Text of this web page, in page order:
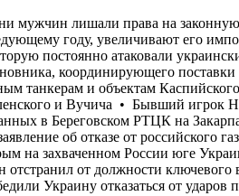
• Страны ЕС, несмотря на заявление об отказе от российского газа к следующему году, увеличивают его импорт • В РФ заявили о восстановлении «в целом» движения по трассе на сухопутном коридоре в Крым на захваченном России юге Украины, которую постоянно атаковали украинские дроны • 31 июля во время выполнения задания разбился украинский боевой вертолет • Пентагон отстранил от должности ключевого военного чиновника, координирующего поставки военной помощи Украине • Поезда задерживаются до 12 часов по всей Украине • США убедили Украину отказаться от ударов по нефтяным танкерам и объектам Каспийского трубопроводного консорциума в Новороссийске, который обеспечивает 80% экспорта казахской нефти • В Белграде проходит официальная встреча Зеленского и Вучича • Бывший игрок НБА Энес Фридом подал заявку в женскую баскетбольную лигу США — WNBA • Омбудсмен Лубинец заявляет о массовых нарушениях прав мобилизованных в Береговском РТЦК на Закарпатье, где сотни мужчин лишали права на законную отсрочку • Во Франции продолжают бушевать пожары небывалой силы • Страны ЕС, несмотря на заявление об отказе от российского газа к следующему году, увеличивают его импорт • В РФ заявили о восстановлении «в целом» движения по трассе на сухопутном коридоре в Крым на захваченном России юге Украины, которую постоянно атаковали украинские дроны • 31 июля во время выполнения задания разбился украинский боевой вертолет • Пентагон отстранил от должности ключевого военного чиновника, координирующего поставки военной помощи Украине • Поезда задерживаются до 12 часов по всей Украине • США убедили Украину отказаться от ударов по нефтяным танкерам и объектам Каспийского трубопроводного консорциума в Новороссийске, который обеспечивает 80% экспорта казахской нефти • В Белграде проходит официальная встреча Зеленского и Вучича • Бывший игрок НБА Энес Фридом подал заявку в женскую